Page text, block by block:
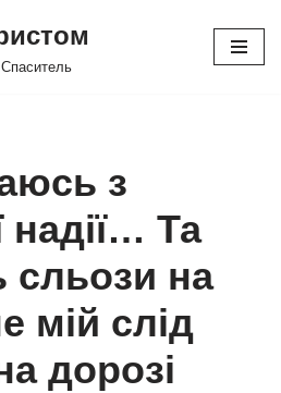
Спаситель
з
надії… Та
сльози на
мій слід
дорозі